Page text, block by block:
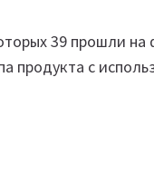
39 прошли на
продукта с